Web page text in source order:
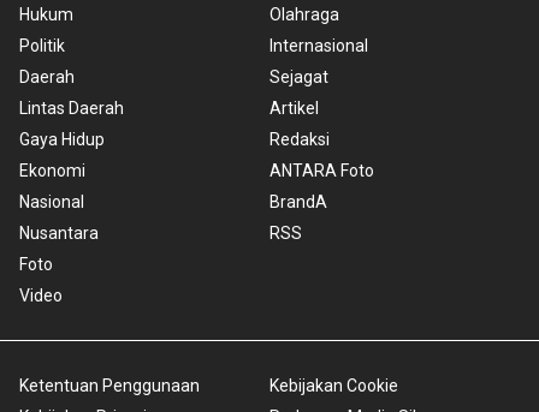
Hukum
Politik
Daerah
Lintas Daerah
Gaya Hidup
Ekonomi
Nasional
Nusantara
Foto
Video
Olahraga
Internasional
Sejagat
Artikel
Redaksi
ANTARA Foto
BrandA
RSS
Ketentuan Penggunaan
Kebijakan Cookie